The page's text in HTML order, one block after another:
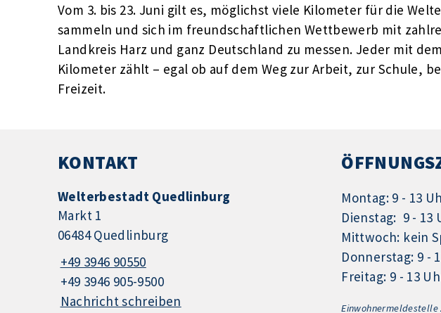
Vom 3. bis 23. Juni gilt es, möglichst viele Kilometer für die
sammeln und sich im freundschaftlichen Wettbewerb mit
Landkreis Harz und ganz Deutschland zu messen. Jeder mit
Kilometer zählt – egal ob auf dem Weg zur Arbeit, zur Schule,
Freizeit.
KONTAKT
Welterbestadt Quedlinburg
Markt 1
06484 Quedlinburg
+49 3946 90550
+49 3946 905-9500
Nachricht schreiben
Montag: 9 - 13
Dienstag: 9 - 13
Mittwoch: kein
Donnerstag: 9 -
Freitag: 9 - 13